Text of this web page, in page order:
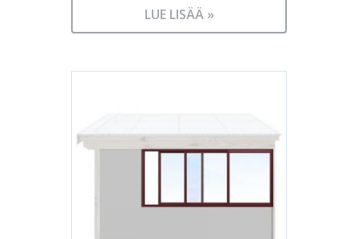
LUE LISÄÄ »